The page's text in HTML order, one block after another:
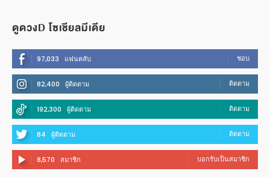
ดูดวงD โซเชียลมีเดีย
97,033 แฟนคลับ ชอบ
82,400 ผู้ติดตาม ติดตาม
192,300 ผู้ติดตาม ติดตาม
84 ผู้ติดตาม ติดตาม
8,570 สมาชิก บอกรับเป็นสมาชิก